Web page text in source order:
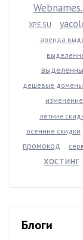
XPE.SU
аренда
дешевые
летние
осенние скидки
промокод
хостинг
Блоги